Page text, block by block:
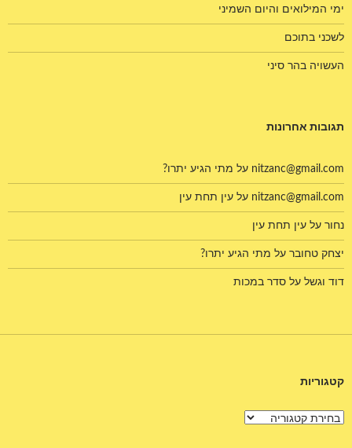
ימי המילואים והיום השמיני
לשכני בתוכם
העשויה בהר סיני
תגובות אחרונות
nitzanc@gmail.com על מתי הגיע יתרו?
nitzanc@gmail.com על עין תחת עין
נחור על עין תחת עין
יצחק טחובר על מתי הגיע יתרו?
דוד וגשל על סדר במכות
קטגוריות
קטגוריות